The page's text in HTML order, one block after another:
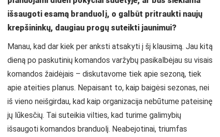
išsaugoti esamą branduolį, o galbūt pritraukti naujų
krepšininkų, daugiau progų suteikti jaunimui?
Manau, kad dar kiek per anksti atsakyti į šį klausimą. Jau kitą
dieną po paskutinių komandos varžybų pasikalbėjau su visais
komandos žaidėjais – diskutavome tiek apie sezoną, tiek
apie ateities planus. Nepaisant to, kaip baigėsi sezonas, nei
iš vieno neišgirdau, kad kaip organizacija nebūtume pateisinę
jų lūkesčių. Tai suteikia vilties, kad turime galimybių
išsaugoti komandos branduolį. Neabejotinai, triumfas